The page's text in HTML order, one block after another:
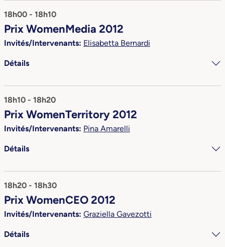
18h00 - 18h10
Prix WomenMedia 2012
Invités/Intervenants: Elisabetta Bernardi
Détails
18h10 - 18h20
Prix WomenTerritory 2012
Invités/Intervenants: Pina Amarelli
Détails
18h20 - 18h30
Prix WomenCEO 2012
Invités/Intervenants: Graziella Gavezotti
Détails